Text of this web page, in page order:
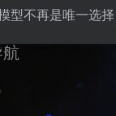
型不再是唯一选